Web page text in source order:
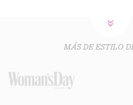
MÁS DE ESTILO